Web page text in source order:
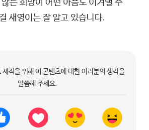
인 발육을 하는데 오른쪽은 발육이 안
만큼 매년 늘이는 수술을 한 거죠
/ 서울아산병원 소아정형외과
는 희망이 어떤 아픔도 이겨낼 수
새영이는 잘 알고 있습니다.
제작을 위해 이 콘텐츠에 대한 여러분의 생각을
말씀해 주세요.